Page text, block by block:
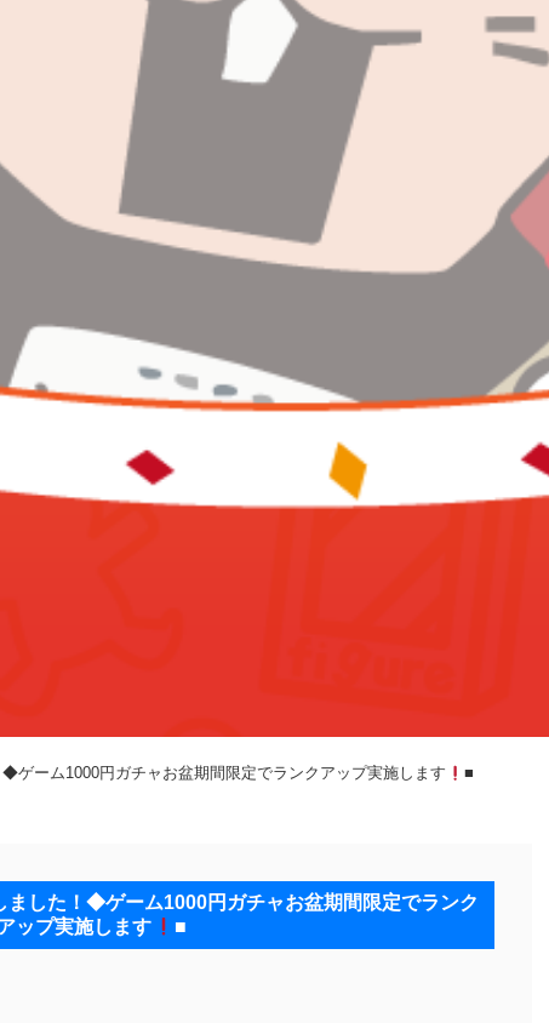
ゲーム1000円ガチャお盆期間限定でランクアップ実施します ■
した！◆ゲーム1000円ガチャお盆期間限定でランク
ップ実施します
■